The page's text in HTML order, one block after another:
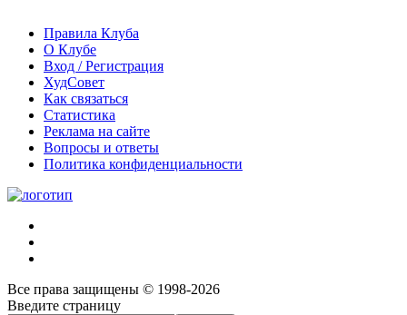
Правила Клуба
О Клубе
Вход / Регистрация
ХудСовет
Как связаться
Статистика
Реклама на сайте
Вопросы и ответы
Политика конфиденциальности
Все права защищены © 1998-2026
Введите страницу